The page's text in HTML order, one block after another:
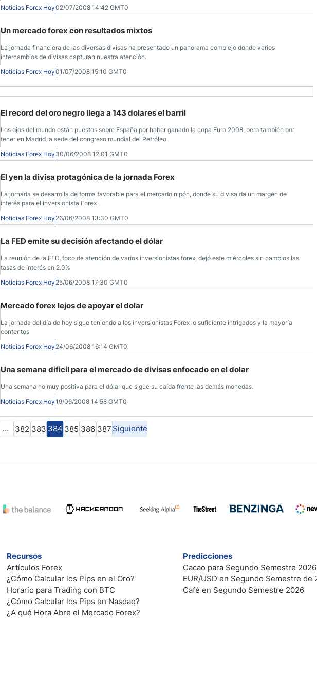
Noticias Forex Hoy02/07/2008 14:42 GMT0
Un mercado forex con resultados mixtos
La jornada financiera de las diversas divisas ha presentado un panorama complejo donde varios
intercambios de divisas capturan nuestra atención.
Noticias Forex Hoy01/07/2008 15:10 GMT0
El record del oro negro llega a 143 dolares el barril
Los ojos del mundo están puestos sobre España por haber ganado la copa Euro 2008, pero también por
tener en Madrid la sede del congreso mundial del Petróleo
Noticias Forex Hoy 30/06/2008 12:01 GMT0
El yen la divisa protagónica de la jornada Forex
La jornada se desarrolla de forma favorable para el mercado nipón, donde su divisa da un margen de
interés para el inversionista Forex .
Noticias Forex Hoy 26/06/2008 13:30 GMT0
La FED emite su decisión afectando el dólar
La reunión de la FED, foco de atención de varios inversionistas forex, dejó este miércoles sin cambios las
tasas de interés en 2.0%
Noticias Forex Hoy 25/06/2008 17:30 GMT0
Mercado forex lejos de apoyar el dolar
La jornada del día de hoy sigue teniendo a los inversionistas Forex lo suficiente intrigados y la mayoría
contentos
Noticias Forex Hoy 24/06/2008 16:14 GMT0
Una semana dificil para el mercado de divisas enfocado en el dolar
Una semana no muy positiva para el dólar que sigue su caída frente las demás monedas.
Noticias Forex Hoy19/06/2008 14:58 GMT0
… 382 383 384 385 386 387 Siguiente
Recursos
Artículos Forex
¿Cómo Calcular los Pips en el Oro?
Horario para Trading con BTC
¿Cómo Calcular los Pips en Nasdaq?
¿A qué Hora Abre el Mercado Forex?
Predicciones
Cacao para Segundo Semestre 2026
EUR/USD en Segundo Semestre de
Café en Segundo Semestre 2026